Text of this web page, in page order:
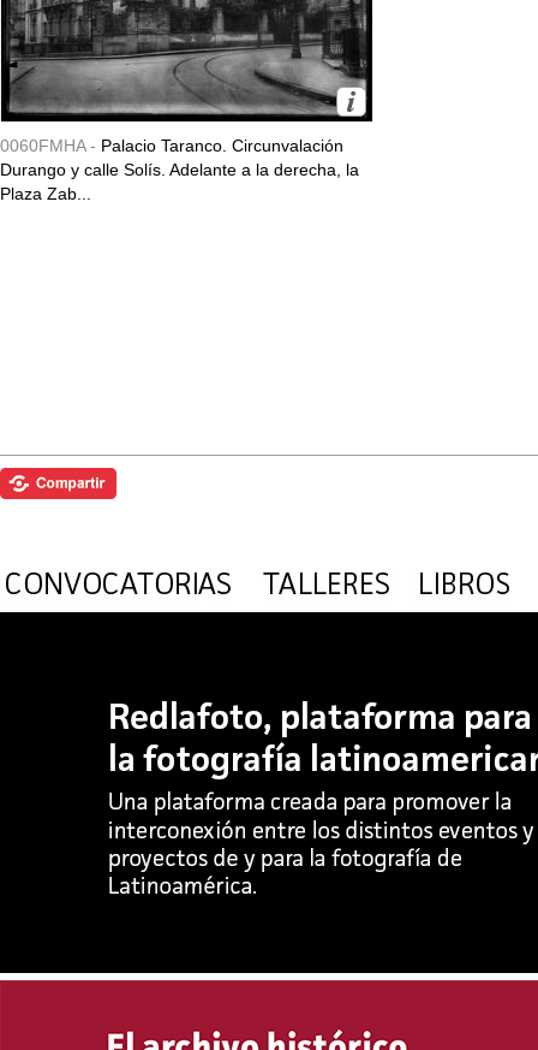
0060FMHA - Palacio Taranco. Circunvalación
Durango y calle Solís. Adelante a la derecha, la
Plaza Zab...